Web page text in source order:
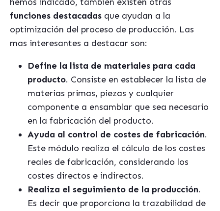
hemos indicado, también existen otras
funciones destacadas que ayudan a la
optimización del proceso de producción. Las
mas interesantes a destacar son:
Define la lista de materiales para cada
producto. Consiste en establecer la lista de
materias primas, piezas y cualquier
componente a ensamblar que sea necesario
en la fabricación del producto.
Ayuda al control de costes de fabricación.
Este módulo realiza el cálculo de los costes
reales de fabricación, considerando los
costes directos e indirectos.
Realiza el seguimiento de la producción.
Es decir que proporciona la trazabilidad de